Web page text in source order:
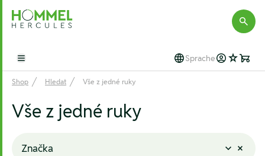
Hommel Hercules
Open main menu Sprache
Shop Hledat Vše z jedné ruky
Vše z jedné ruky
Značka